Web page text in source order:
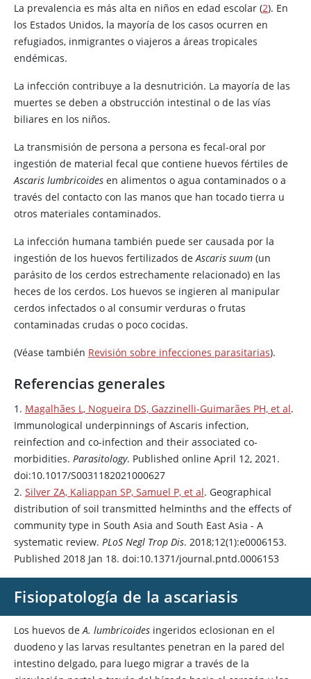
La prevalencia es más alta en niños en edad escolar (2). En
los Estados Unidos, la mayoría de los casos ocurren en
refugiados, inmigrantes o viajeros a áreas tropicales
endémicas.
La infección contribuye a la desnutrición. La mayoría de las
muertes se deben a obstrucción intestinal o de las vías
biliares en los niños.
La transmisión de persona a persona es fecal-oral por
ingestión de material fecal que contiene huevos fértiles de
Ascaris lumbricoides en alimentos o agua contaminados o a
través del contacto con las manos que han tocado tierra u
otros materiales contaminados.
La infección humana también puede ser causada por la
ingestión de los huevos fertilizados deAscaris suum (un
parásito de los cerdos estrechamente relacionado) en las
heces de los cerdos. Los huevos se ingieren al manipular
cerdos infectados o al consumir verduras o frutas
contaminadas crudas o poco cocidas.
(Véase también Revisión sobre infecciones parasitarias).
Referencias generales
1. Magalhães L, Nogueira DS, Gazzinelli-Guimarães PH, et al.
Immunological underpinnings of Ascaris infection,
reinfection and co-infection and their associated co-
morbidities. Parasitology. Published online April 12, 2021.
doi:10.1017/S0031182021000627
2. Silver ZA, Kaliappan SP, Samuel P, et al. Geographical
distribution of soil transmitted helminths and the effects of
community type in South Asia and South East Asia - A
systematic review. PLoS Negl Trop Dis. 2018;12(1):e0006153.
Published 2018 Jan 18. doi:10.1371/journal.pntd.0006153
Fisiopatología de la ascariasis
Los huevos deA. lumbricoides ingeridos eclosionan en el
duodeno y las larvas resultantes penetran en la pared del
intestino delgado, para luego migrar a través de la